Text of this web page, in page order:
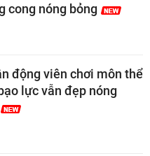
cong nóng bỏng
động viên chơi môn thể
lực vẫn đẹp nóng